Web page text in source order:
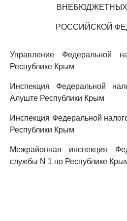
РОССИЙСКОЙ
Управление Федеральной
Республике Крым
Инспекция Федеральной
Алуште Республики Крым
Инспекция Федеральной
Республики Крым
Межрайонная инспекция
службы N 1 по Республике